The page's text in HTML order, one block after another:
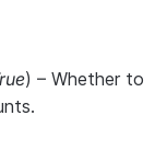
) – Whether to